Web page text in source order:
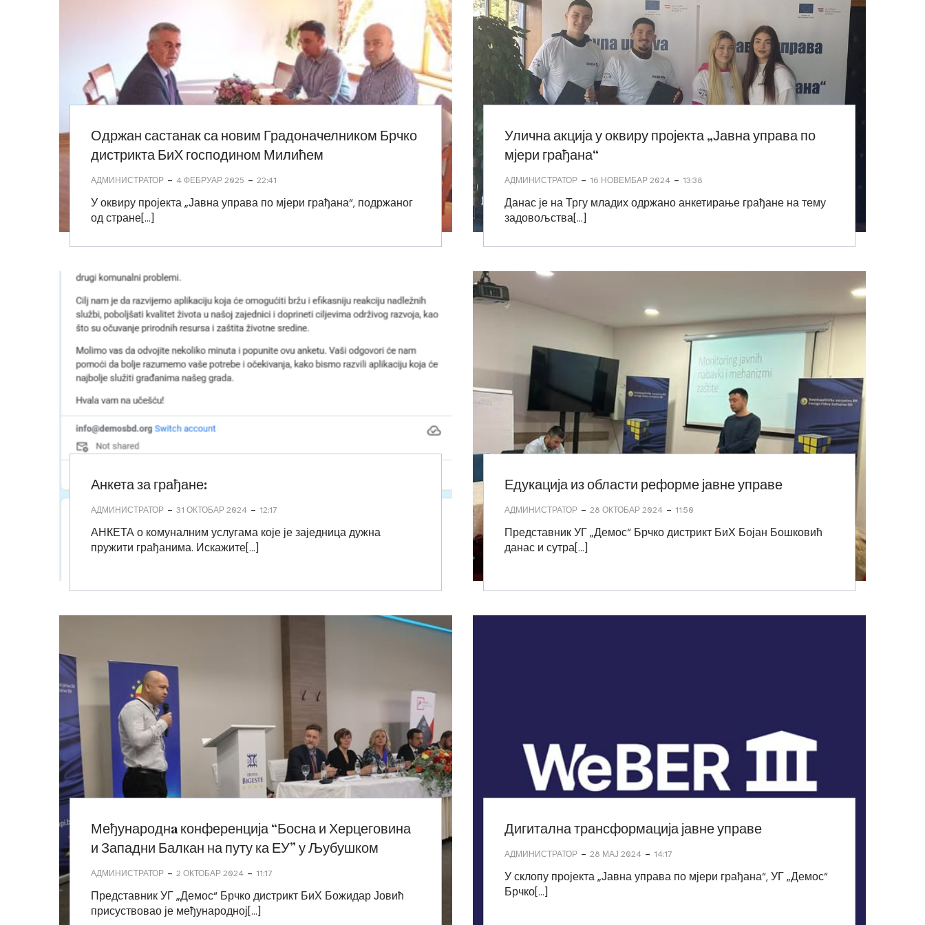
Одржан састанак са новим Градоначелником Брчко
дистрикта БиХ господином Милићем
АДМИНИСТРАТОР - 4 ФЕБРУАР 2025 - 22:41
У оквиру пројекта „Јавна управа по мјери грађана“, подржаног
од стране[…]
Улична акција у оквиру пројекта „Јавна управа по
мјери грађана“
АДМИНИСТРАТОР - 16 НОВЕМБАР 2024 - 13:38
Данас је на Тргу младих одржано анкетирање грађане на тему
задовољства[…]
Анкета за грађане:
АДМИНИСТРАТОР - 31 ОКТОБАР 2024 - 12:17
АНКЕТА о комуналним услугама које је заједница дужна
пружити грађанима. Искажите[…]
Едукација из области реформе јавне управе
АДМИНИСТРАТОР - 28 ОКТОБАР 2024 - 11:50
Представник УГ „Демос“ Брчко дистрикт БиХ Бојан Бошковић
данас и сутра[…]
Међународнa конференција “Босна и Херцеговина
и Западни Балкан на путу ка ЕУ” у Љубушком
АДМИНИСТРАТОР - 2 ОКТОБАР 2024 - 11:17
Представник УГ „Демос“ Брчко дистрикт БиХ Божидар Јовић
присуствовао је међународној[…]
Дигитална трансформација јавне управе
АДМИНИСТРАТОР - 28 МАЈ 2024 - 14:17
У склопу пројекта „Јавна управа по мјери грађана“, УГ „Демос“
Брчко[…]